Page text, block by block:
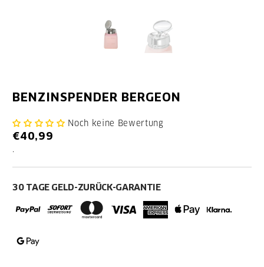
BENZINSPENDER BERGEON
Noch keine Bewertung
€40,99
.
30 TAGE GELD-ZURÜCK-GARANTIE